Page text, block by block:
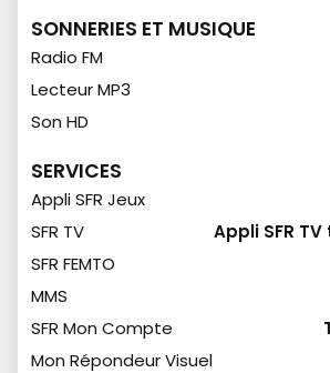
SONNERIES ET MUSIQUE
Radio FM
Lecteur MP3
Son HD
SERVICES
Appli SFR Jeux
SFR TV
Appli SFR
SFR FEMTO
MMS
SFR Mon Compte
Mon Répondeur Visuel